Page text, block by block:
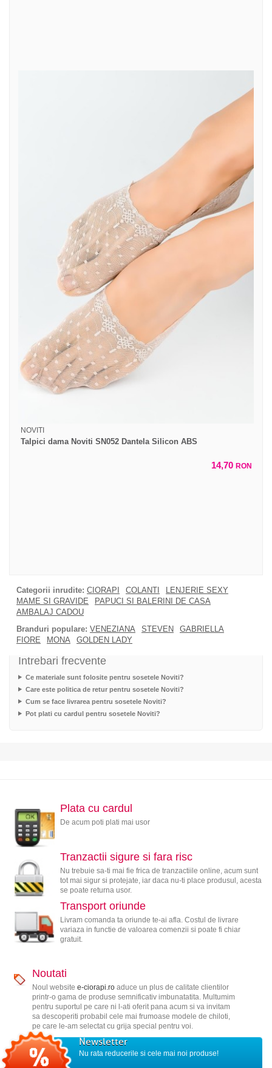
NOVITI
Talpici dama Noviti SN052 Dantela Silicon ABS
14,70 RON
Categorii inrudite: CIORAPI COLANTI
LENJERIE SEXY
MAME SI GRAVIDE
PAPUCI SI BALERINI DE CASA
AMBALAJ CADOU
Branduri populare: VENEZIANA STEVEN
GABRIELLA
FIORE
MONA GOLDEN LADY
Intrebari frecvente
Ce materiale sunt folosite pentru sosetele Noviti?
Care este politica de retur pentru sosetele Noviti?
Cum se face livrarea pentru sosetele Noviti?
Pot plati cu cardul pentru sosetele Noviti?
Plata cu cardul
De acum poti plati mai usor
Tranzactii sigure si fara risc
Nu trebuie sa-ti mai fie frica de tranzactiile online, acum sunt
tot mai sigur si protejate, iar daca nu-ti place produsul, acesta
se poate returna usor.
Transport oriunde
Livram comanda ta oriunde te-ai afla. Costul de livrare
variaza in functie de valoarea comenzii si poate fi chiar
gratuit.
Noutati
Noul website e-ciorapi.roaduce un plus de calitate clientilor
printr-o gama de produse semnificativ imbunatatita. Multumim
pentru suportul pe care ni l-ati oferit pana acum si va invitam
sa descoperiti probabil cele mai frumoase modele de chiloti,
pe care le-am selectat cu grija special pentru voi.
Newsletter
Nu rata reducerile si cele mai noi produse!